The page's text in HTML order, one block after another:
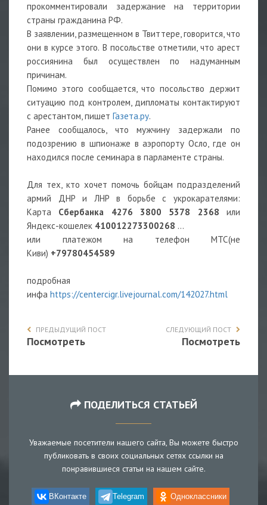
прокомментировали задержание на территории
страны гражданина РФ.
В заявлении, размещенном в Твиттере, говорится, что
они в курсе этого. В посольстве отметили, что арест
россиянина был осуществлен по надуманным
причинам.
Помимо этого сообщается, что посольство держит
ситуацию под контролем, дипломаты контактируют
с арестантом, пишет Газета.ру.
Ранее сообщалось, что мужчину задержали по
подозрению в шпионаже в аэропорту Осло, где он
находился после семинара в парламенте страны.
Для тех, кто хочет помочь бойцам подразделений
армий ДНР и ЛНР в борьбе с укрокарателями:
Карта Сбербанка 4276 3800 5378 2368 или
Яндекс-кошелек 410012273300268 ...
или платежом на телефон МТС(не
Киви) +79780454589
подробная
инфа https://centercigr.livejournal.com/142027.html
ПРЕДЫДУЩИЙ ПОСТ
Посмотреть
СЛЕДУЮЩИЙ ПОСТ
Посмотреть
ПОДЕЛИТЬСЯ СТАТЬЕЙ
Уважаемые посетители нашего сайта, Вы можете быстро
публиковать в своих социальных сетях ссылки на
понравившиеся статьи на нашем сайте.
ВКонтакте Telegram Одноклассники